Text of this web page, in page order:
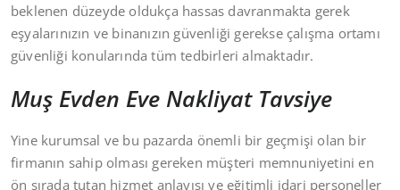
beklenen düzeyde oldukça hassas davranmakta gerek
eşyalarınızın ve binanızın güvenliği gerekse çalışma ortamı
güvenliği konularında tüm tedbirleri almaktadır.
Muş Evden Eve Nakliyat Tavsiye
Yine kurumsal ve bu pazarda önemli bir geçmişi olan bir
firmanın sahip olması gereken müşteri memnuniyetini en
ön sırada tutan hizmet anlayışı ve eğitimli idari personeller